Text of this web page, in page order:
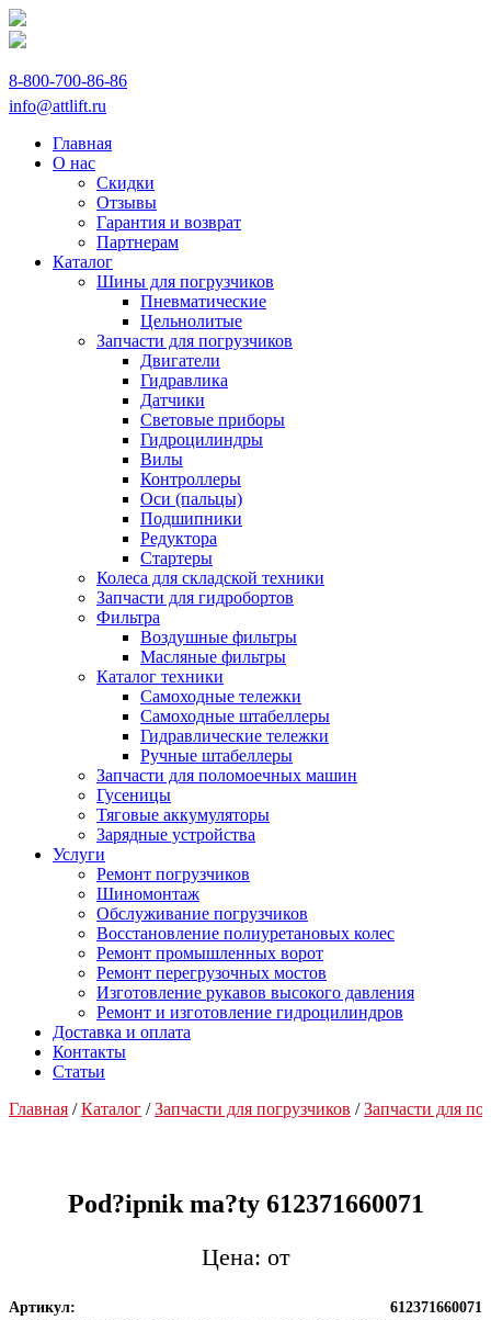
8-800-700-86-86
info@attlift.ru
Главная
О нас
Скидки
Отзывы
Гарантия и возврат
Партнерам
Каталог
Шины для погрузчиков
Пневматические
Цельнолитые
Запчасти для погрузчиков
Двигатели
Гидравлика
Датчики
Световые приборы
Гидроцилиндры
Вилы
Контроллеры
Оси (пальцы)
Подшипники
Редуктора
Стартеры
Колеса для складской техники
Запчасти для гидробортов
Фильтра
Воздушные фильтры
Масляные фильтры
Каталог техники
Самоходные тележки
Самоходные штабеллеры
Гидравлические тележки
Ручные штабеллеры
Запчасти для поломоечных машин
Гусеницы
Тяговые аккумуляторы
Зарядные устройства
Услуги
Ремонт погрузчиков
Шиномонтаж
Обслуживание погрузчиков
Восстановление полиуретановых колес
Ремонт промышленных ворот
Ремонт перегрузочных мостов
Изготовление рукавов высокого давления
Ремонт и изготовление гидроцилиндров
Доставка и оплата
Контакты
Статьи
Главная /Каталог /Запчасти для погрузчиков /Запчасти для
Pod?ipnik ma?ty 612371660071
от
Артикул:
612371660071